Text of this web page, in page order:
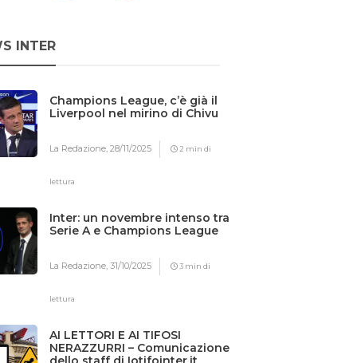
INTER
Champions League, c’è già il
Liverpool nel mirino di Chivu
La Redazione,28/11/2025 2 min di
lettura
Inter: un novembre intenso tra
Serie A e Champions League
La Redazione,31/10/2025 3 min di
lettura
AI LETTORI E AI TIFOSI
NERAZZURRI – Comunicazione